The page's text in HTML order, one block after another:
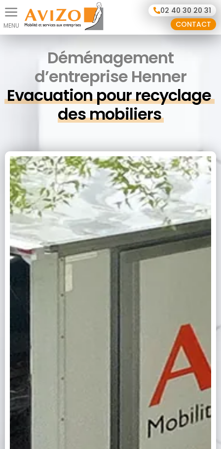
02 40 30 20 31
CONTACT
Déménagement
d’entreprise Henner
Evacuation pour recyclage
des mobiliers
Panneau de gestion des cookies